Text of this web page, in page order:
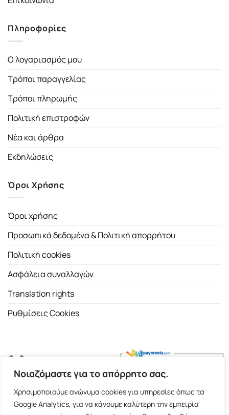
Νοιαζόμαστε για το απόρρητο σας.
Χρησιμοποιούμε ανώνυμα cookies για υπηρεσίες όπως τα
Google Analytics, για να κάνουμε καλύτερη την εμπειρία
Πληροφορίες
Ο λογαριασμός μου
Τρόποι παραγγελίας
Τρόποι πληρωμής
Πολιτική επιστροφών
Νέα και άρθρα
Εκδηλώσεις
Όροι Χρήσης
Όροι χρήσης
Προσωπικά δεδομένα & Πολιτική απορρήτου
Πολιτική cookies
Ασφάλεια συναλλαγών
Translation rights
Ρυθμίσεις Cookies
Copyright 2026 ©Εκδοτικός Οίκος Α.Α. Λιβάνη| All rights
reserved.